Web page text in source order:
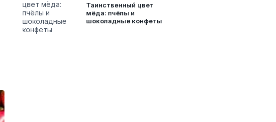
Таинственный цвет
мёда: пчёлы и
шоколадные конфеты